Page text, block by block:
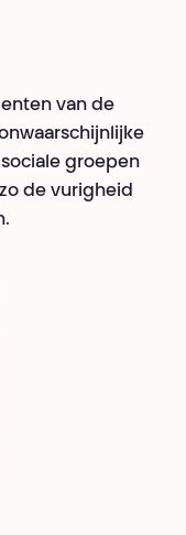
van de
groepen
de vurigheid